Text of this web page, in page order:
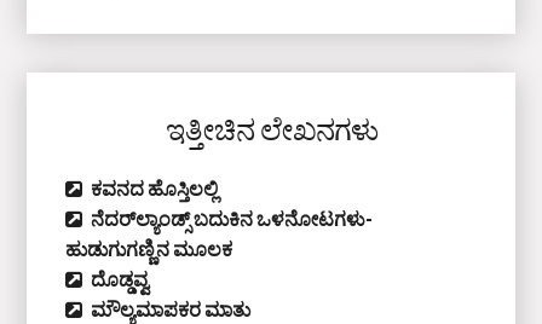
ಇತ್ತೀಚಿನ ಲೇಖನಗಳು
ಕವನದ ಹೊಸ್ತಿಲಲ್ಲಿ
ನೆದರ್‌ಲ್ಯಾಂಡ್ಸ್‌ ಬದುಕಿನ ಒಳನೋಟಗಳು-
ಹುಡುಗುಗಣ್ಣಿನ ಮೂಲಕ
ದೊಡ್ಡವ್ವ
ಮೌಲ್ಯಮಾಪಕರ ಮಾತು